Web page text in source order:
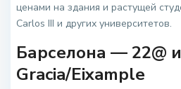
ценами на здания и растущей
Carlos III и других университетов.
Барселона — 22@
Gracia/Eixample